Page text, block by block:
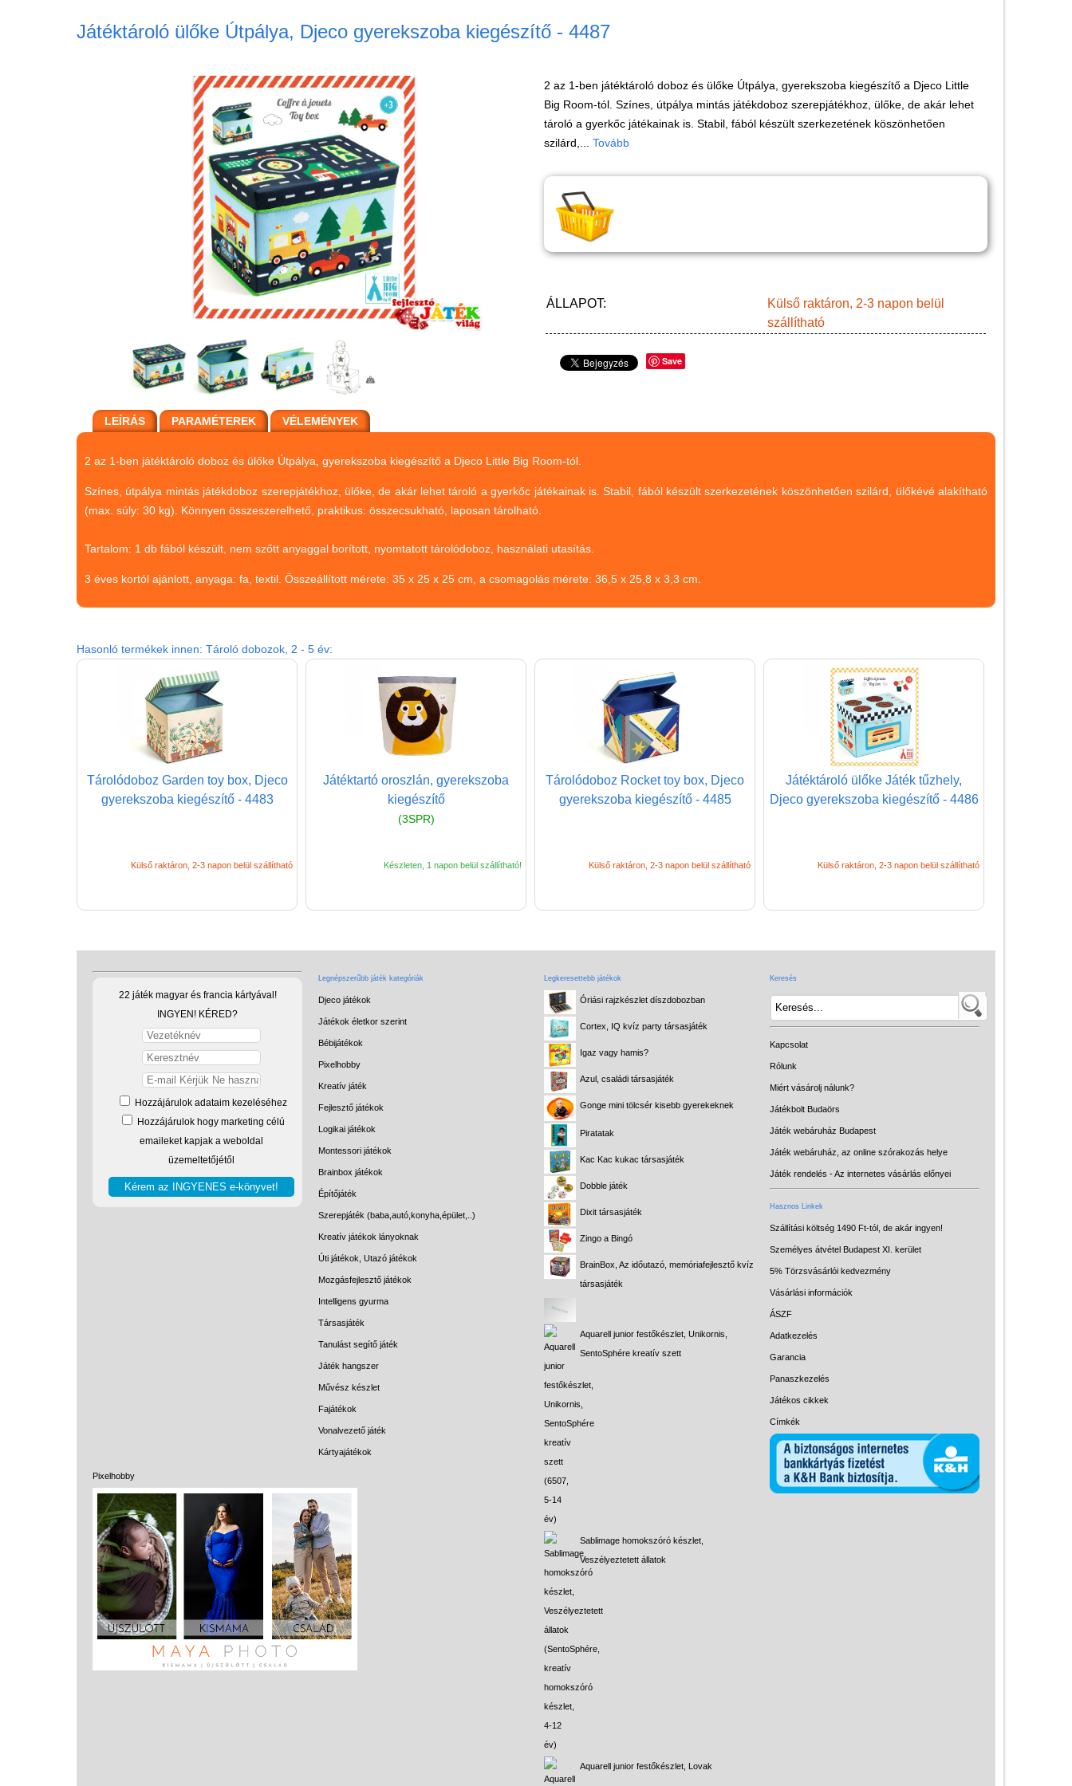
Játéktároló ülőke Útpálya, Djeco gyerekszoba kiegészítő - 4487
2 az 1-ben játéktároló doboz és ülőke Útpálya, gyerekszoba kiegészítő a Djeco Little
Big Room-tól. Színes, útpálya mintás játékdoboz szerepjátékhoz, ülőke, de akár lehet
tároló a gyerkőc játékainak is. Stabil, fából készült szerkezetének köszönhetően
szilárd,... Tovább
ÁLLAPOT:
Külső raktáron, 2-3 napon belül
szállítható
Save
LEÍRÁS PARAMÉTEREK VÉLEMÉNYEK
2 az 1-ben játéktároló doboz és ülőke Útpálya, gyerekszoba kiegészítő a Djeco Little Big Room-tól.
Színes, útpálya mintás játékdoboz szerepjátékhoz, ülőke, de akár lehet tároló a gyerkőc játékainak is. Stabil, fából készült szerkezetének köszönhetően szilárd, ülőkévé alakítható
(max. súly: 30 kg). Könnyen összeszerelhető, praktikus: összecsukható, laposan tárolható.
Tartalom: 1 db fából készült, nem szőtt anyaggal borított, nyomtatott tárolódoboz, használati utasítás.
3 éves kortól ajánlott, anyaga: fa, textil. Összeállított mérete: 35 x 25 x 25 cm, a csomagolás mérete: 36,5 x 25,8 x 3,3 cm.
Hasonló termékek innen: Tároló dobozok, 2 - 5 év:
Tárolódoboz Garden toy box, Djeco
gyerekszoba kiegészítő - 4483
Külső raktáron, 2-3 napon belül szállítható
Játéktartó oroszlán, gyerekszoba
kiegészítő
(3SPR)
Készleten, 1 napon belül szállítható!
Tárolódoboz Rocket toy box, Djeco
gyerekszoba kiegészítő - 4485
Külső raktáron, 2-3 napon belül szállítható
Játéktároló ülőke Játék tűzhely,
Djeco gyerekszoba kiegészítő - 4486
Külső raktáron, 2-3 napon belül szállítható
22 játék magyar és francia kártyával!
INGYEN! KÉRED?
Hozzájárulok adataim kezeléséhez
Hozzájárulok hogy marketing célú
emaileket kapjak a weboldal
üzemeltetőjétől
Pixelhobby
Legnépszerűbb játék kategóriák
Djeco játékok
Játékok életkor szerint
Bébijátékok
Pixelhobby
Kreatív játék
Fejlesztő játékok
Logikai játékok
Montessori játékok
Brainbox játékok
Építőjáték
Szerepjáték (baba,autó,konyha,épület,..)
Kreatív játékok lányoknak
Úti játékok, Utazó játékok
Mozgásfejlesztő játékok
Intelligens gyurma
Társasjáték
Tanulást segítő játék
Játék hangszer
Művész készlet
Fajátékok
Vonalvezető játék
Kártyajátékok
Legkeresettebb játékok
Óriási rajzkészlet díszdobozban
Cortex, IQ kvíz party társasjáték
Igaz vagy hamis?
Azul, családi társasjáték
Gonge mini tölcsér kisebb gyerekeknek
Piratatak
Kac Kac kukac társasjáték
Dobble játék
Dixit társasjáték
Zingo a Bingó
BrainBox, Az időutazó, memóriafejlesztő kvíz
társasjáték
Aquarell junior festőkészlet, Unikornis,
SentoSphére kreatív szett
Sablimage homokszóró készlet,
Veszélyeztetett állatok
Aquarell junior festőkészlet, Lovak
Keresés
Kapcsolat
Rólunk
Miért vásárolj nálunk?
Játékbolt Budaörs
Játék webáruház Budapest
Játék webáruház, az online szórakozás helye
Játék rendelés - Az internetes vásárlás előnyei
Hasznos Linkek
Szállítási költség 1490 Ft-tól, de akár ingyen!
Személyes átvétel Budapest XI. kerület
5% Törzsvásárlói kedvezmény
Vásárlási információk
ÁSZF
Adatkezelés
Garancia
Panaszkezelés
Játékos cikkek
Címkék
Intelligens gyurma
Kreatív játék
gyerekajándékok
LOGICO
LÜK
Pasztell játékok
Spiegelburg játékok
Szerelés, barkácsolás, kerti
kalandozás
Szerepjáték
(baba,autó,konyha,épület,..)
Tanulást segítő játék
Társasjáték
Ügyességi játékok
Vélemények
Miért vásárolj nálunk?
Akiket támogatunk
Garancia